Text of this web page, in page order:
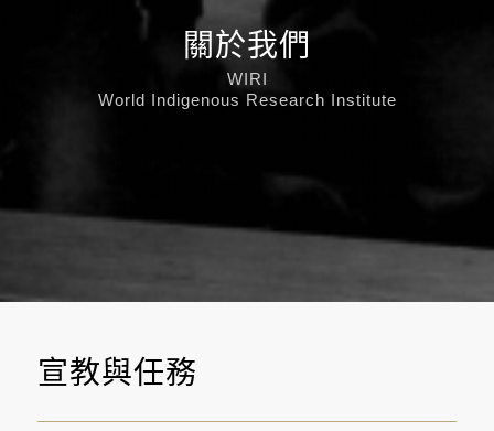
關於我們
WIRI
World Indigenous Research Institute
宣教與任務